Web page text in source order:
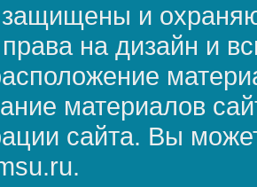
и
права на дизайн и
материалов
сайта. Вы